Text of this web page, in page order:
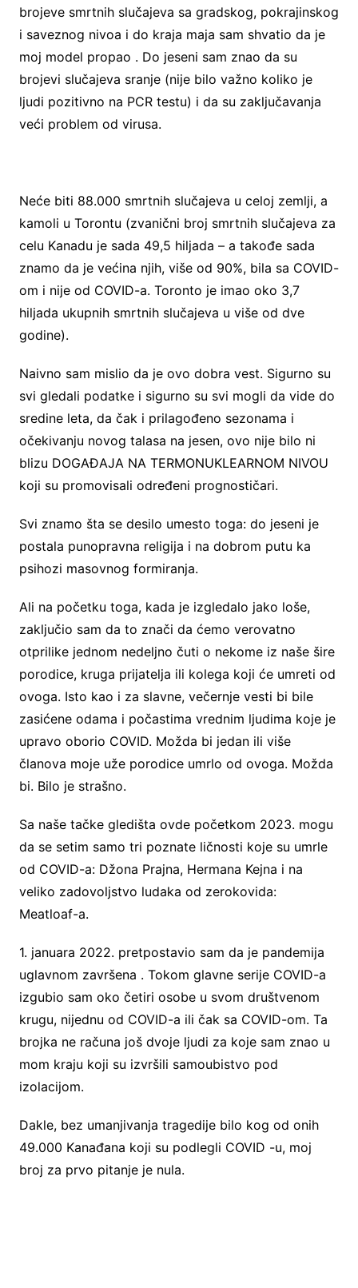
brojeve smrtnih slučajeva sa gradskog, pokrajinskog
i saveznog nivoa i do kraja maja sam shvatio da je
moj model propao . Do jeseni sam znao da su
brojevi slučajeva sranje (nije bilo važno koliko je
ljudi pozitivno na PCR testu) i da su zaključavanja
veći problem od virusa.
Neće biti 88.000 smrtnih slučajeva u celoj zemlji, a
kamoli u Torontu (zvanični broj smrtnih slučajeva za
celu Kanadu je sada 49,5 hiljada – a takođe sada
znamo da je većina njih, više od 90%, bila sa COVID-
om i nije od COVID-a. Toronto je imao oko 3,7
hiljada ukupnih smrtnih slučajeva u više od dve
godine).
Naivno sam mislio da je ovo dobra vest. Sigurno su
svi gledali podatke i sigurno su svi mogli da vide do
sredine leta, da čak i prilagođeno sezonama i
očekivanju novog talasa na jesen, ovo nije bilo ni
blizu DOGAĐAJA NA TERMONUKLEARNOM NIVOU
koji su promovisali određeni prognostičari.
Svi znamo šta se desilo umesto toga: do jeseni je
postala punopravna religija i na dobrom putu ka
psihozi masovnog formiranja.
Ali na početku toga, kada je izgledalo jako loše,
zaključio sam da to znači da ćemo verovatno
otprilike jednom nedeljno čuti o nekome iz naše šire
porodice, kruga prijatelja ili kolega koji će umreti od
ovoga. Isto kao i za slavne, večernje vesti bi bile
zasićene odama i počastima vrednim ljudima koje je
upravo oborio COVID. Možda bi jedan ili više
članova moje uže porodice umrlo od ovoga. Možda
bi. Bilo je strašno.
Sa naše tačke gledišta ovde početkom 2023. mogu
da se setim samo tri poznate ličnosti koje su umrle
od COVID-a: Džona Prajna, Hermana Kejna i na
veliko zadovoljstvo ludaka od zerokovida:
Meatloaf-a.
1. januara 2022. pretpostavio sam da je pandemija
uglavnom završena . Tokom glavne serije COVID-a
izgubio sam oko četiri osobe u svom društvenom
krugu, nijednu od COVID-a ili čak sa COVID-om. Ta
brojka ne računa još dvoje ljudi za koje sam znao u
mom kraju koji su izvršili samoubistvo pod
izolacijom.
Dakle, bez umanjivanja tragedije bilo kog od onih
49.000 Kanađana koji su podlegli COVID -u, moj
broj za prvo pitanje je nula.